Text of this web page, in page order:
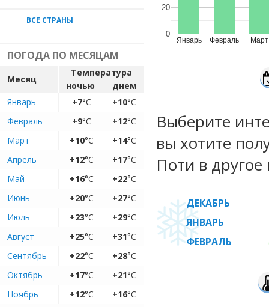
ВСЕ СТРАНЫ
ПОГОДА ПО МЕСЯЦАМ
Месяц
Температура
ночью
днем
Январь
+7°C +10°C
Февраль
+9°C +12°C
Март
+10°C +14°C
Апрель
+12°C +17°C
Май
+16°C +22°C
Июнь
+20°C +27°C
Июль
+23°C +29°C
Август
+25°C +31°C
Сентябрь
+22°C +28°C
Октябрь
+17°C +21°C
Ноябрь
+12°C +16°C
Январь Февраль Март
0
20
Выберите
вы хотите
Поти в
ДЕКАБРЬ
ЯНВАРЬ
ФЕВРАЛЬ